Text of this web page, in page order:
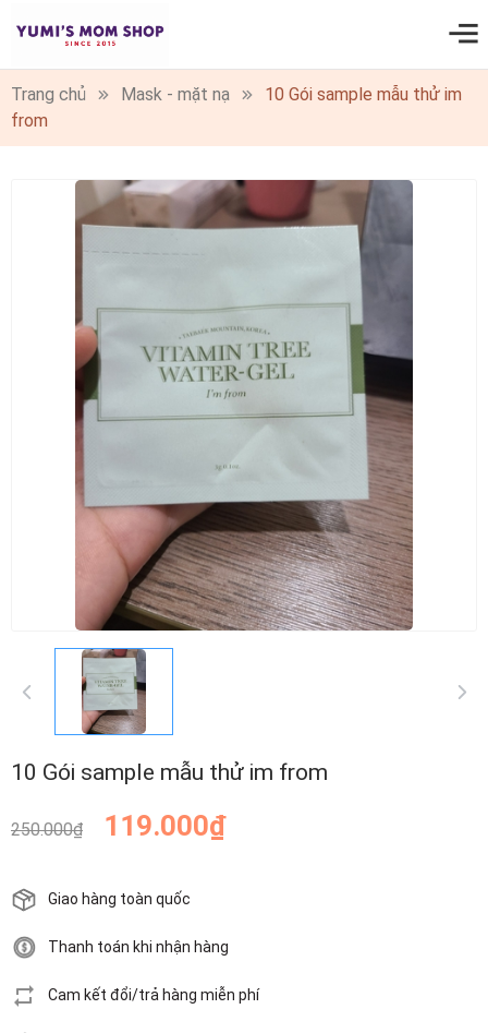
0
Trang chủ Mask - mặt nạ
10 Gói sample mẫu thử im
from
10 Gói sample mẫu thử im from
250.000₫ 119.000₫
Giao hàng toàn quốc
Thanh toán khi nhận hàng
Cam kết đổi/trả hàng miễn phí